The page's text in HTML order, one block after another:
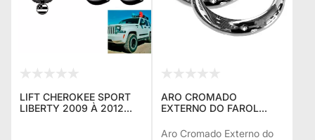
LIFT CHEROKEE SPORT
LIBERTY 2009 À 2012
ARO CROMADO
EXTERNO DO FAROL
ANO 46 Á 54 - O PAR
Aro Cromado Externo do